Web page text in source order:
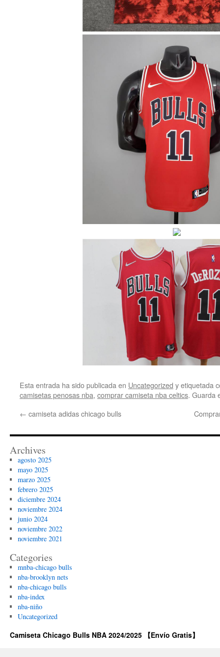
Esta entrada ha sido publicada en Uncategorized y etiquetada
camisetas penosas nba, comprar camiseta nba celtics. Guarda
← camiseta adidas chicago bulls
Archives
agosto 2025
mayo 2025
marzo 2025
febrero 2025
diciembre 2024
noviembre 2024
junio 2024
noviembre 2022
noviembre 2021
Categories
mnba-chicago bulls
nba-brooklyn nets
nba-chicago bulls
nba-index
nba-niño
Uncategorized
Camiseta Chicago Bulls NBA 2024/2025 【Envío Gratis】